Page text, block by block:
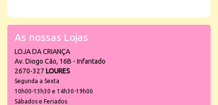
As nossas Lojas
LOJA DA CRIANÇA
Av. Diogo Cão, 16B - Infantado
2670-327 LOURES
Segunda a Sexta
10h00-13h30 e 14h30-19h00
Sábados e Feriados